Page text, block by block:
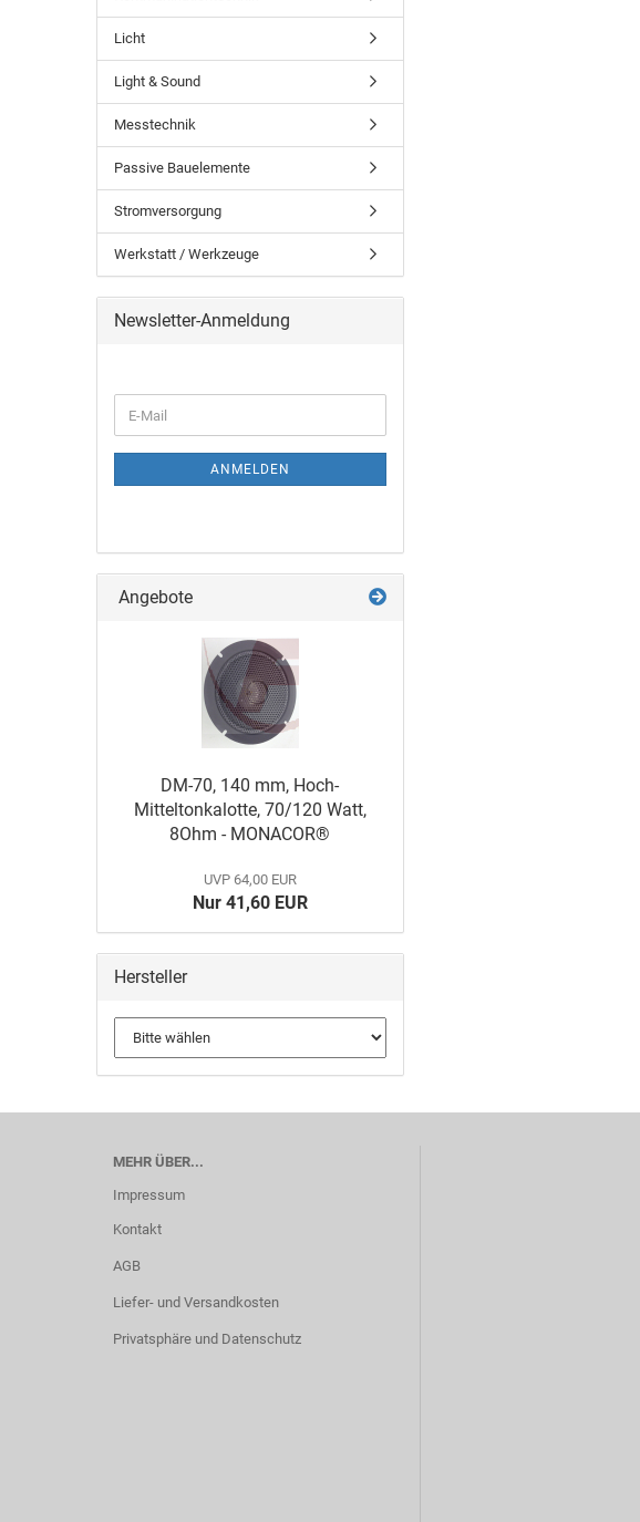
Licht
Light & Sound
Messtechnik
Passive Bauelemente
Stromversorgung
Werkstatt / Werkzeuge
Newsletter-Anmeldung
ANMELDEN
Angebote
DM-70, 140 mm, Hoch-
Mitteltonkalotte, 70/120 Watt,
8Ohm - MONACOR®
UVP 64,00 EUR
Nur 41,60 EUR
Hersteller
MEHR ÜBER...
Impressum
Kontakt
AGB
Liefer- und Versandkosten
Privatsphäre und Datenschutz